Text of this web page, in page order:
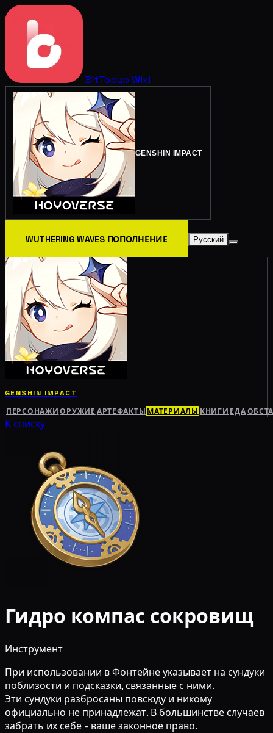
BitTopup Wiki
GENSHIN IMPACT
WUTHERING WAVES ПОПОЛНЕНИЕ Русский
GENSHIN IMPACT
ПЕРСОНАЖИ ОРУЖИЕ АРТЕФАКТЫ МАТЕРИАЛЫ КНИГИ ЕДА
К списку
Гидро компас сокровищ
Инструмент
При использовании в Фонтейне указывает на сундуки
поблизости и подсказки, связанные с ними.
Эти сундуки разбросаны повсюду и никому
официально не принадлежат. В большинстве случаев
забрать их себе - ваше законное право.